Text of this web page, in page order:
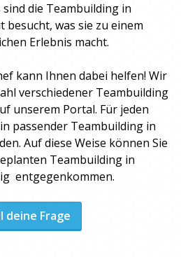
die Teambuilding in
was sie zu einem
Erlebnis macht.
kann Ihnen dabei helfen! Wir
verschiedener Teambuilding
unserem Portal. Für jeden
passender Teambuilding in
Auf diese Weise können Sie
Teambuilding in
entgegenkommen.
deine Frage